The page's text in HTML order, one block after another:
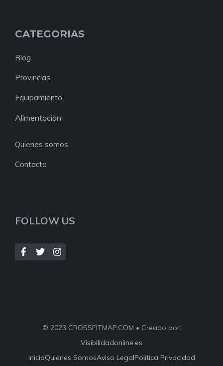
CATEGORIAS
Blog
Provincias
Equipamiento
Alimentación
Quienes somos
Contacto
FOLLOW US
© 2023 CROSSFITMAP.COM • Creado por:
Visibilidadonline.es
InicioQuienes SomosAviso LegalPolitica Privacidad